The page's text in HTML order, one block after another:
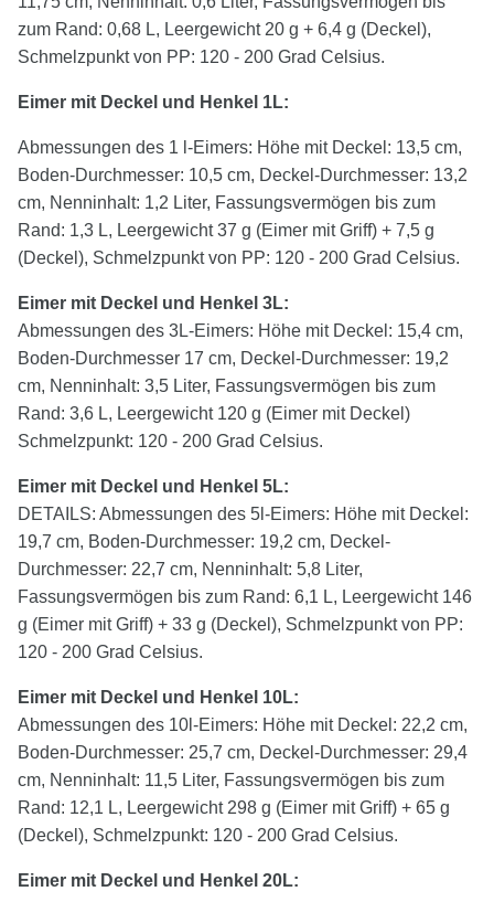
zum Rand: 0,68 L, Leergewicht 20 g + 6,4 g (Deckel),
Schmelzpunkt von PP: 120 - 200 Grad Celsius.
Eimer mit Deckel und Henkel 1L:
Abmessungen des 1 l-Eimers: Höhe mit Deckel: 13,5 cm,
Boden-Durchmesser: 10,5 cm, Deckel-Durchmesser: 13,2
cm, Nenninhalt: 1,2 Liter, Fassungsvermögen bis zum
Rand: 1,3 L, Leergewicht 37 g (Eimer mit Griff) + 7,5 g
(Deckel), Schmelzpunkt von PP: 120 - 200 Grad Celsius.
Eimer mit Deckel und Henkel 3L:
Abmessungen des 3L-Eimers: Höhe mit Deckel: 15,4 cm,
Boden-Durchmesser 17 cm, Deckel-Durchmesser: 19,2
cm, Nenninhalt: 3,5 Liter, Fassungsvermögen bis zum
Rand: 3,6 L, Leergewicht 120 g (Eimer mit Deckel)
Schmelzpunkt: 120 - 200 Grad Celsius.
Eimer mit Deckel und Henkel 5L:
DETAILS: Abmessungen des 5l-Eimers: Höhe mit Deckel:
19,7 cm, Boden-Durchmesser: 19,2 cm, Deckel-
Durchmesser: 22,7 cm, Nenninhalt: 5,8 Liter,
Fassungsvermögen bis zum Rand: 6,1 L, Leergewicht 146
g (Eimer mit Griff) + 33 g (Deckel), Schmelzpunkt von PP:
120 - 200 Grad Celsius.
Eimer mit Deckel und Henkel 10L:
Abmessungen des 10l-Eimers: Höhe mit Deckel: 22,2 cm,
Boden-Durchmesser: 25,7 cm, Deckel-Durchmesser: 29,4
cm, Nenninhalt: 11,5 Liter, Fassungsvermögen bis zum
Rand: 12,1 L, Leergewicht 298 g (Eimer mit Griff) + 65 g
(Deckel), Schmelzpunkt: 120 - 200 Grad Celsius.
Eimer mit Deckel und Henkel 20L: